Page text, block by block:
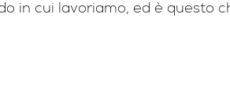
in cui lavoriamo, ed è questo